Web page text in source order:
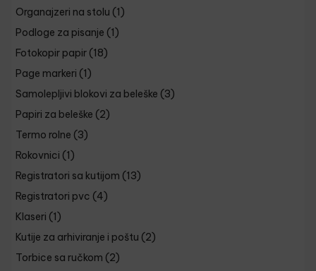
Organajzeri na stolu (1)
Podloge za pisanje (1)
Fotokopir papir (18)
Page markeri (1)
Samolepljivi blokovi za beleške (3)
Papiri za beleške (2)
Termo rolne (3)
Rokovnici (1)
Registratori sa kutijom (13)
Registratori pvc (4)
Klaseri (1)
Kutije za arhiviranje i poštu (2)
Torbice sa ručkom (2)